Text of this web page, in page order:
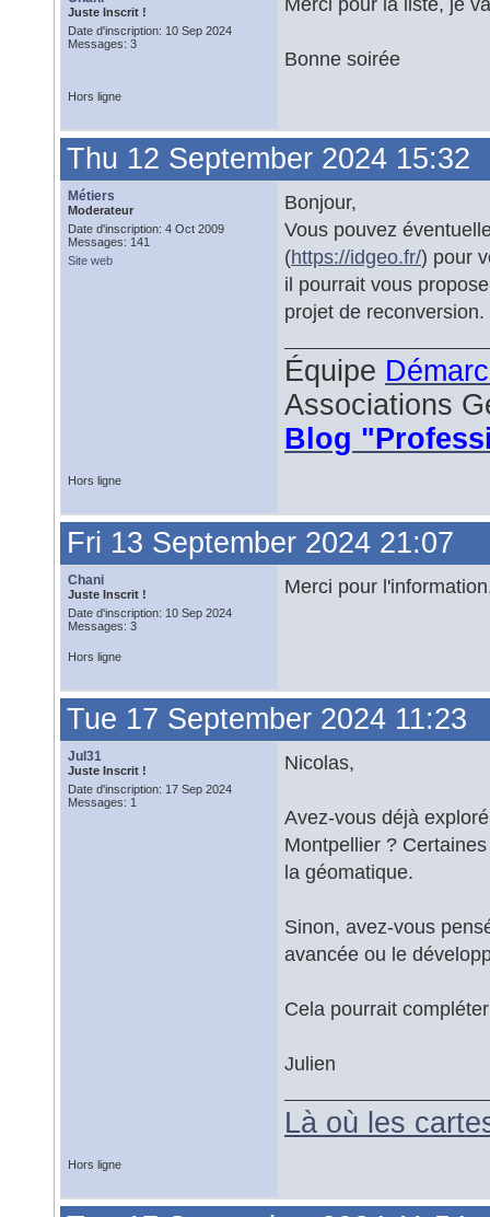
Juste Inscrit !
Date d'inscription: 10 Sep 2024
Messages: 3
Bonne soirée
Hors ligne
Thu 12 September 2024 15:32
Métiers
Moderateur
Date d'inscription: 4 Oct 2009
Messages: 141
Site web
Bonjour,
Vous pouvez
(https://idgeo.fr/) pour
il pourrait vous
projet de reconversion.
Équipe
Associations
Blog
Hors ligne
Fri 13 September 2024 21:07
Chani
Juste Inscrit !
Date d'inscription: 10 Sep 2024
Messages: 3
Merci pour
Hors ligne
Tue 17 September 2024 11:23
Jul31
Juste Inscrit !
Date d'inscription: 17 Sep 2024
Messages: 1
Nicolas,
Avez-vous déjà
Montpellier ?
la géomatique.
Sinon, avez-vous
avancée ou le
Cela pourrait
Julien
Là où les
Hors ligne